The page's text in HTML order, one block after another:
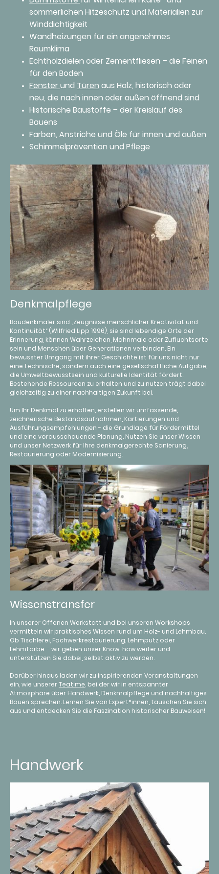
sommerlichen Hitzeschutz und Materialien zur
Winddichtigkeit
Wandheizungen für ein angenehmes
Raumklima
Echtholzdielen oder Zementfliesen – die Feinen
für den Boden
Fenster und Türen aus Holz, historisch oder
neu, die nach innen oder außen öffnend sind
Historische Baustoffe – der Kreislauf des
Bauens
Farben, Anstriche und Öle für innen und außen
Schimmelprävention und Pflege
Denkmalpflege
Baudenkmäler sind „Zeugnisse menschlicher Kreativität und
Kontinuität“ (Wilfried Lipp 1996), sie sind lebendige Orte der
Erinnerung, können Wahrzeichen, Mahnmale oder Zufluchtsorte
sein und Menschen über Generationen verbinden. Ein
bewusster Umgang mit ihrer Geschichte ist für uns nicht nur
eine technische, sondern auch eine gesellschaftliche Aufgabe,
die Umweltbewusstsein und kulturelle Identität fördert.
Bestehende Ressourcen zu erhalten und zu nutzen trägt dabei
gleichzeitig zu einer nachhaltigen Zukunft bei.
Um Ihr Denkmal zu erhalten, erstellen wir umfassende,
zeichnerische Bestandsaufnahmen, Kartierungen und
Ausführungsempfehlungen - die Grundlage für Fördermittel
und eine vorausschauende Planung. Nutzen Sie unser Wissen
und unser Netzwerk für Ihre denkmalgerechte Sanierung,
Restaurierung oder Modernisierung.
Wissenstransfer
In unserer Offenen Werkstatt und bei unseren Workshops
vermitteln wir praktisches Wissen rund um Holz- und Lehmbau.
Ob Tischlerei, Fachwerkrestaurierung, Lehmputz oder
Lehmfarbe – wir geben unser Know-how weiter und
unterstützen Sie dabei, selbst aktiv zu werden.
Darüber hinaus laden wir zu inspirierenden Veranstaltungen
ein, wie unsererTeatime , bei der wir in entspannter
Atmosphäre über Handwerk, Denkmalpflege und nachhaltiges
Bauen sprechen. Lernen Sie von Expert*innen, tauschen Sie sich
aus und entdecken Sie die Faszination historischer Bauweisen!
Handwerk